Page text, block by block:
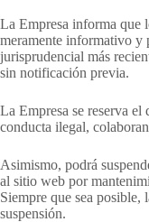
La Empresa informa que
meramente informativo y
jurisprudencial más
sin notificación previa.
La Empresa se reserva
conducta ilegal,
Asimismo, podrá
al sitio web por
Siempre que sea posible,
suspensión.